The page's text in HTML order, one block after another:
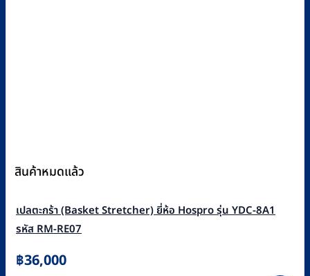
สินค้าหมดแล้ว
เปลตะกร้า (Basket Stretcher) ยี่ห้อ Hospro รุ่น YDC-8A1
รหัส RM-RE07
฿36,000